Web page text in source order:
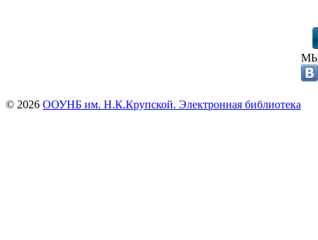
© 2026 ООУНБ им. Н.К.Крупской. Электронная библиотека